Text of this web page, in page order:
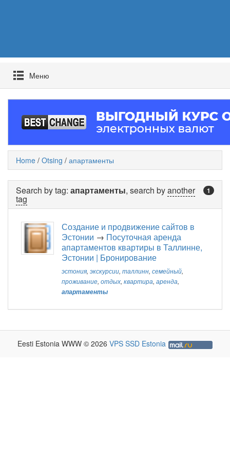
Mеню
Home / Otsing / апартаменты
1
Search by tag: апартаменты, search byanother
tag
Создание и продвижение сайтов в
Эстонии → Посуточная аренда
апартаментов квартиры в Таллинне,
Эстонии | Бронирование
эстония, экскурсии, таллинн, семейный,
проживание, отдых, квартира, аренда,
апартаменты
Eesti Estonia WWW © 2026 VPS SSD Estonia